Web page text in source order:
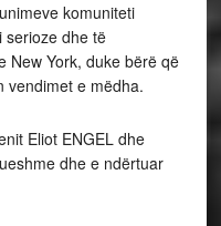
komuniteti
serioze dhe të
New York, duke bërë që
vendimet e mëdha.
Eliot ENGEL dhe
dhe e ndërtuar